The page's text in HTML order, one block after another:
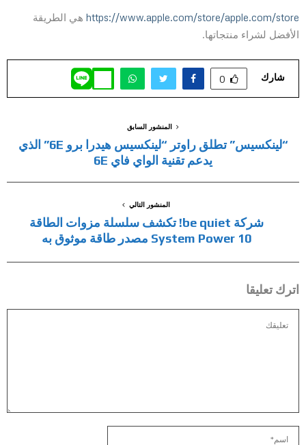
https://www.apple.com/store/apple.com/store هي الطريقة
الأفضل لشراء منتجاتها.
شارك 0
المنشور السابق
“لينكسيس” تطلق راوتر “لينكسيس هيدرا برو 6E” الذي
يدعم تقنية الواي فاي 6E
المنشور التالي
شركة be quiet! تكشف سلسلة مزوات الطاقة
System Power 10 مصدر طاقة موثوق به
اترك تعليقا